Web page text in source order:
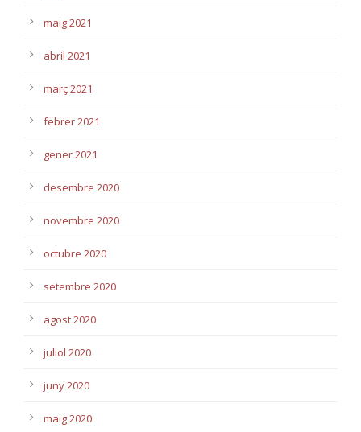
maig 2021
abril 2021
març 2021
febrer 2021
gener 2021
desembre 2020
novembre 2020
octubre 2020
setembre 2020
agost 2020
juliol 2020
juny 2020
maig 2020